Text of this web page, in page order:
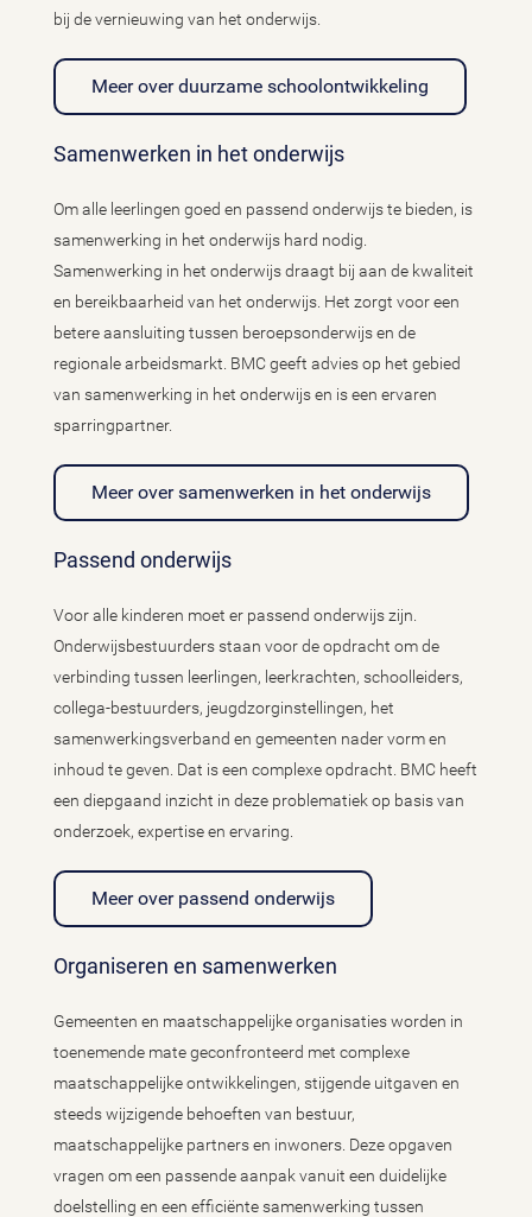
bij de vernieuwing van het onderwijs.
Meer over duurzame schoolontwikkeling
Samenwerken in het onderwijs
Om alle leerlingen goed en passend onderwijs te bieden, is
samenwerking in het onderwijs hard nodig.
Samenwerking in het onderwijs draagt bij aan de kwaliteit
en bereikbaarheid van het onderwijs. Het zorgt voor een
betere aansluiting tussen beroepsonderwijs en de
regionale arbeidsmarkt. BMC geeft advies op het gebied
van samenwerking in het onderwijs en is een ervaren
sparringpartner.
Meer over samenwerken in het onderwijs
Passend onderwijs
Voor alle kinderen moet er passend onderwijs zijn.
Onderwijsbestuurders staan voor de opdracht om de
verbinding tussen leerlingen, leerkrachten, schoolleiders,
collega-bestuurders, jeugdzorginstellingen, het
samenwerkingsverband en gemeenten nader vorm en
inhoud te geven. Dat is een complexe opdracht. BMC heeft
een diepgaand inzicht in deze problematiek op basis van
onderzoek, expertise en ervaring.
Meer over passend onderwijs
Organiseren en samenwerken
Gemeenten en maatschappelijke organisaties worden in
toenemende mate geconfronteerd met complexe
maatschappelijke ontwikkelingen, stijgende uitgaven en
steeds wijzigende behoeften van bestuur,
maatschappelijke partners en inwoners. Deze opgaven
vragen om een passende aanpak vanuit een duidelijke
doelstelling en een efficiënte samenwerking tussen